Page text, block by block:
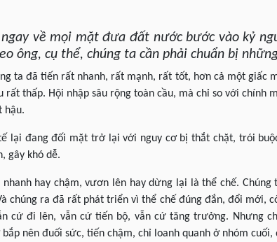
về mọi mặt đưa đất nước bước vào kỷ
ông, cụ thể, chúng ta cần phải chuẩn bị
ta đã tiến rất nhanh, rất mạnh, rất tốt, hơn cả một giấc
thấp. Hội nhập sâu rộng toàn cầu, mà chỉ so với chính
hậu.
lại đang đối mặt trở lại với nguy cơ bị thắt chặt, trói
gây khó dễ.
hay chậm, vươn lên hay dừng lại là thể chế.
chúng ra đã rất phát triển vì thể chế đúng đắn, đổi mới,
cứ đi lên, vẫn cứ tiến bộ, vẫn cứ tăng trưởng. Nhưng
nên đuối sức, tiến chậm, chỉ loanh quanh ở nhóm cuối,